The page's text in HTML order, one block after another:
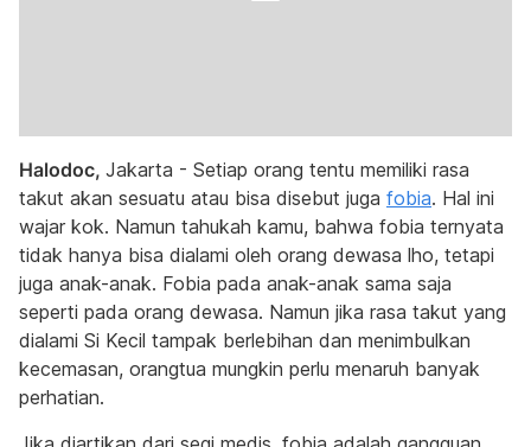
Halodoc, Jakarta - Setiap orang tentu memiliki rasa
takut akan sesuatu atau bisa disebut juga fobia. Hal ini
wajar kok. Namun tahukah kamu, bahwa fobia ternyata
tidak hanya bisa dialami oleh orang dewasa lho, tetapi
juga anak-anak. Fobia pada anak-anak sama saja
seperti pada orang dewasa. Namun jika rasa takut yang
dialami Si Kecil tampak berlebihan dan menimbulkan
kecemasan, orangtua mungkin perlu menaruh banyak
perhatian.